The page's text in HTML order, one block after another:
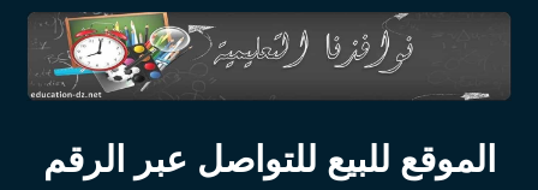
الموقع للبيع للتواصل عبر الرقم